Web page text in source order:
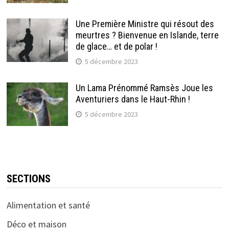
Une Première Ministre qui résout des
meurtres ? Bienvenue en Islande, terre
de glace… et de polar !
5 décembre 2023
Un Lama Prénommé Ramsès Joue les
Aventuriers dans le Haut-Rhin !
5 décembre 2023
SECTIONS
Alimentation et santé
Déco et maison